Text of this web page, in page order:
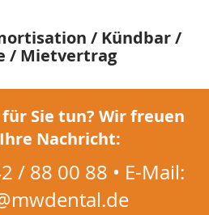
/ Kündbar /
/ Mietvertrag
Sie tun? Wir freuen
Nachricht:
/ 88 00 88 • E-Mail: